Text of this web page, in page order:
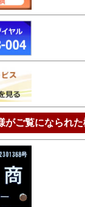
がご覧になられ